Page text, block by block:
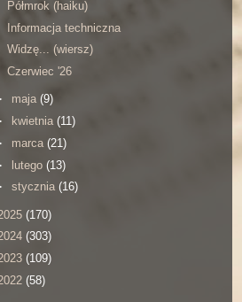
Półmrok (haiku)
Informacja techniczna
Widzę... (wiersz)
Czerwiec '26
maja (9)
kwietnia (11)
marca (21)
lutego (13)
stycznia (16)
(170)
(303)
(109)
(58)